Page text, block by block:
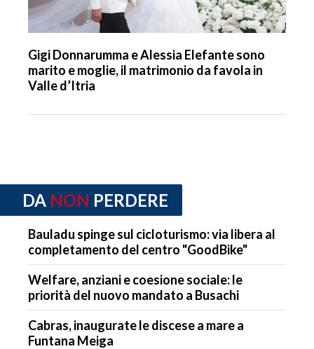
Gigi Donnarumma e Alessia Elefante sono
marito e moglie, il matrimonio da favola in
Valle d’Itria
DA NON PERDERE
Bauladu spinge sul cicloturismo: via libera al
completamento del centro "GoodBike"
Welfare, anziani e coesione sociale: le
priorità del nuovo mandato a Busachi
Cabras, inaugurate le discese a mare a
Funtana Meiga